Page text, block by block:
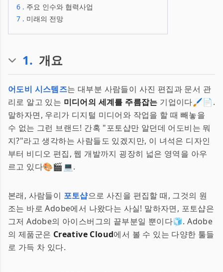
6 . 주요 인수와 협력사업
7 . 미래의 전망
1. 개요
어도비 시스템즈는 대부분 사람들이 사진 편집과 문서 관
리로 알고 있는 미디어의 세계를 주름잡는 기업이다🖌️📄.
말하자면, 우리가 디지털 미디어와 작업을 할 때 빼놓을
수 없는 그런 브랜드! 간혹 "포토샵만 알던데 어도비는 뭐
지?"라고 생각하는 사람들도 있겠지만, 이 녀석은 디자인
부터 비디오 편집, 웹 개발까지 굉장히 넓은 영역을 아우
르고 있다🎨🎬💻.
본래, 사람들이 포토샵으로 사진을 편집할 때, 그것의 원
조는 바로 Adobe에서 나왔다는 사실! 말하자면, 포토샵은
그저 Adobe의 아이스버그의 끝부분일 뿐이다🧊. Adobe
의 제품군은 Creative Cloud에서 볼 수 있는 다양한 툴들
로 가득 차 있다.